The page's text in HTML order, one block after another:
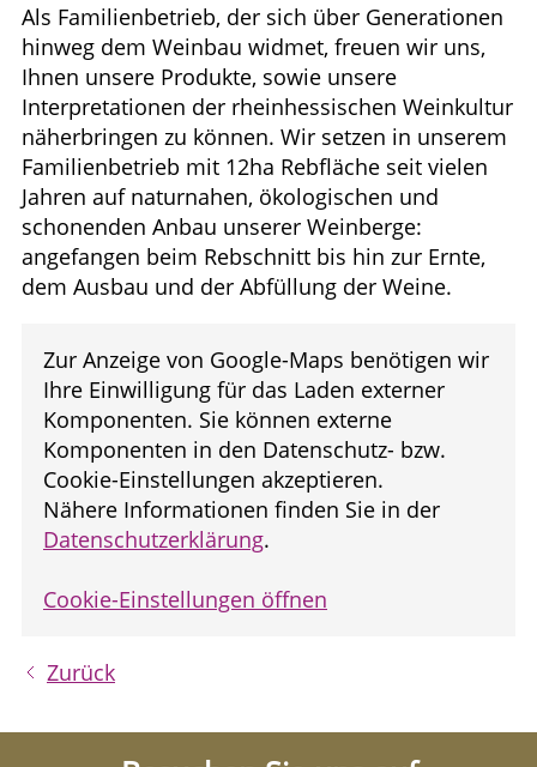
Als Familienbetrieb, der sich über Generationen
hinweg dem Weinbau widmet, freuen wir uns,
Ihnen unsere Produkte, sowie unsere
Interpretationen der rheinhessischen Weinkultur
näherbringen zu können. Wir setzen in unserem
Familienbetrieb mit 12ha Rebfläche seit vielen
Jahren auf naturnahen, ökologischen und
schonenden Anbau unserer Weinberge:
angefangen beim Rebschnitt bis hin zur Ernte,
dem Ausbau und der Abfüllung der Weine.
Zur Anzeige von Google-Maps benötigen wir
Ihre Einwilligung für das Laden externer
Komponenten. Sie können externe
Komponenten in den Datenschutz- bzw.
Cookie-Einstellungen akzeptieren.
Nähere Informationen finden Sie in der
Datenschutzerklärung.
Cookie-Einstellungen öffnen
Zurück